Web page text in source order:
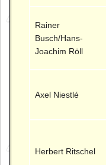
Rainer
Busch/Hans-
Joachim Röll
Axel Niestlé
Herbert Ritschel